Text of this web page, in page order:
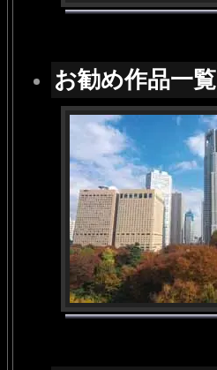
お勧め作品一覧